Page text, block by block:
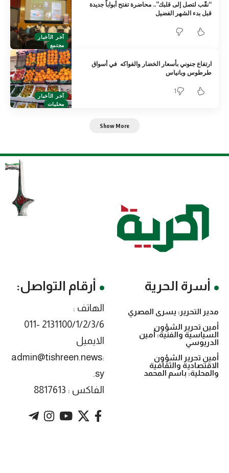
آخر الأخبار
مجتمع
“نقّب لتصل إلى قلبك”.. محاضرة تفتح أبواباً جديدة
قبل بدء الشهر الفضيل
آخر الأخبار
محليات
ارتفاع جنوني بأسعار الخضار والفواكه في أسواق
طرطوس وبانياس
1
Show More
أسرة الحرية
مدير التحرير: يسرى المصري
أمين تحرير الشؤون
السياسية والفنية: أمين
الدريوسي
أمين تحرير الشؤون
الاقتصادية والثقافية
والمحلية: باسم المحمد
أرقام التواصل:
الهاتف :
2131100/1/2/3/6 -011
الايميل
:admin@tishreen.news
.sy
الفاكس : 8817613